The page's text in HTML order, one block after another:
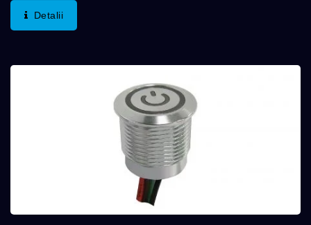
De Cicluri Și O Durată Electrică De Până La 200.000...
Detalii